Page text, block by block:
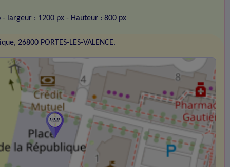
- largeur : 1200 px - Hauteur : 800 px
26800 PORTES-LES-VALENCE.